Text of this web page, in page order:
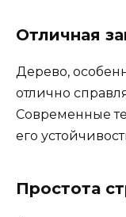
Отличная
Дерево,
отлично
Современные
его
Простота